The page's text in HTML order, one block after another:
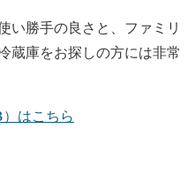
い勝手の良さと、ファミリ
蔵庫をお探しの方には非常
はこちら